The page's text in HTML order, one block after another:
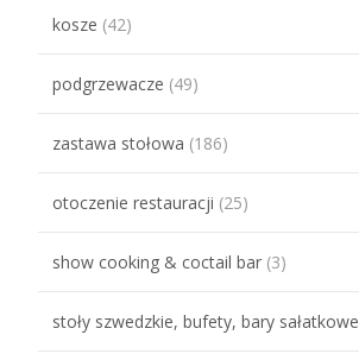
kosze (42)
podgrzewacze (49)
zastawa stołowa (186)
otoczenie restauracji (25)
show cooking & coctail bar (3)
stoły szwedzkie, bufety, bary sałatkowe